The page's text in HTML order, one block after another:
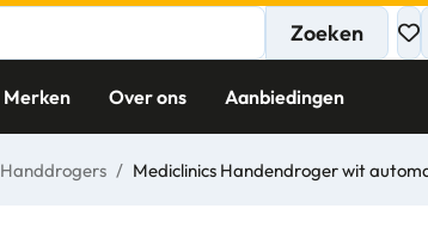
Zoeken
Merken Over ons Aanbiedingen
Handdrogers / Mediclinics Handendroger wit